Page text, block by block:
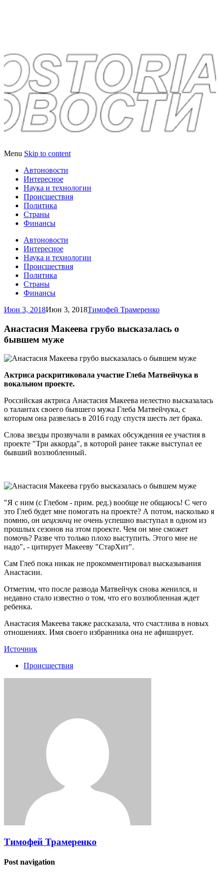
всего мира
Menu Skip to content
Автоновости
Интересное
Наука и технологии
Происшествия
Политика
Страны
Финансы
Автоновости
Интересное
Наука и технологии
Происшествия
Политика
Страны
Финансы
Июн 3, 2018Июн 3, 2018Тимофей Трамеренко
Анастасия Макеева грубо высказалась о
бывшем муже
Актриса раскритиковала участие Глеба Матвейчука в
вокальном проекте.
Российская актриса Анастасия Макеева нелестно высказалась
о талантах своего бывшего мужа Глеба Матвейчука, с
которым она развелась в 2016 году спустя шесть лет брака.
Слова звезды прозвучали в рамках обсуждения ее участия в
проекте "Три аккорда", в которой ранее также выступал ее
бывший возлюбленный.
"Я с ним (с Глебом - прим. ред.) вообще не общаюсь! С чего
это Глеб будет мне помогать на проекте? А потом, насколько я
помню, он иецхэичц не очень успешно выступал в одном из
прошлых сезонов на этом проекте. Чем он мне сможет
помочь? Разве что только плохо выступить. Этого мне не
надо", - цитирует Макееву "СтарХит".
Сам Глеб пока никак не прокомментировал высказывания
Анастасии.
Отметим, что после развода Матвейчук снова женился, и
недавно стало известно о том, что его возлюбленная ждет
ребенка.
Анастасия Макеева также рассказала, что счастлива в новых
отношениях. Имя своего избранника она не афиширует.
Источник
Происшествия
Тимофей Трамеренко
Post navigation